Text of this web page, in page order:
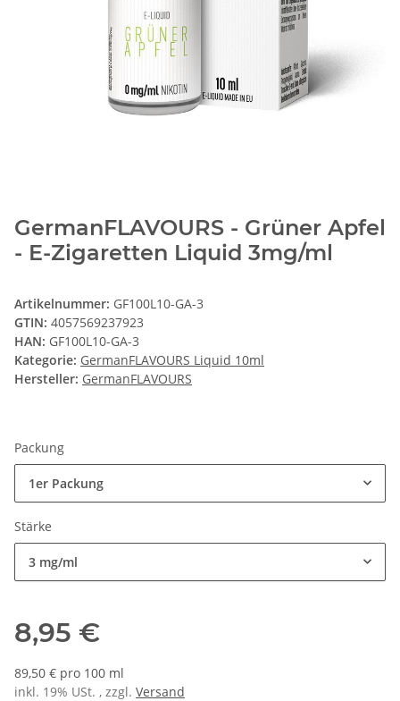
GermanFLAVOURS - Grüner Apfel
- E-Zigaretten Liquid 3mg/ml
Artikelnummer: GF100L10-GA-3
GTIN: 4057569237923
HAN: GF100L10-GA-3
Kategorie: GermanFLAVOURS Liquid 10ml
Hersteller: GermanFLAVOURS
Packung
1er Packung
Stärke
3 mg/ml
8,95 €
89,50 € pro 100 ml
inkl. 19% USt. , zzgl. Versand